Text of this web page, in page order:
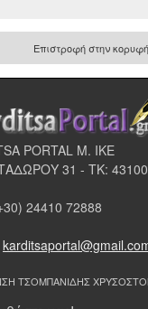
Επιστροφή στην κορυφή
PORTAL Μ. ΙΚΕ
31 - ΤΚ:
24410 72888
ΤΣΟΜΠΑΝΙΔΗΣ